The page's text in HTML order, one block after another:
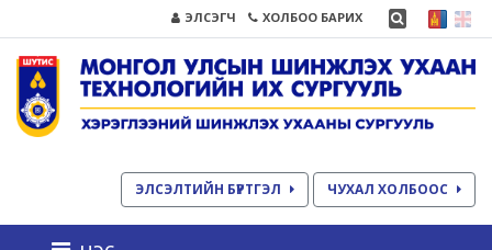
ЭЛСЭГЧ ХОЛБОО БАРИХ
ЭЛСЭЛТИЙН БҮРТГЭЛ ЧУХАЛ ХОЛБООС